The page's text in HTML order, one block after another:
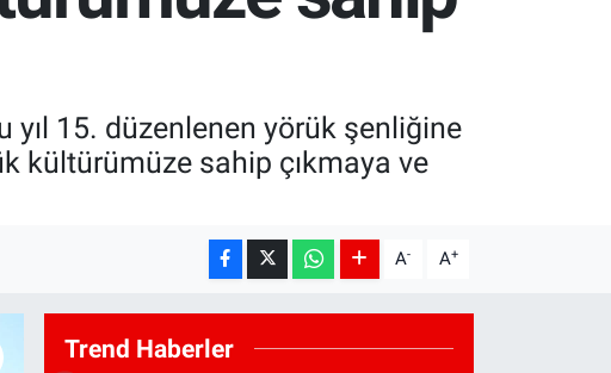
yıl 15. düzenlenen yörük şenliğine
kültürümüze sahip çıkmaya ve
A- A+
Trend Haberler